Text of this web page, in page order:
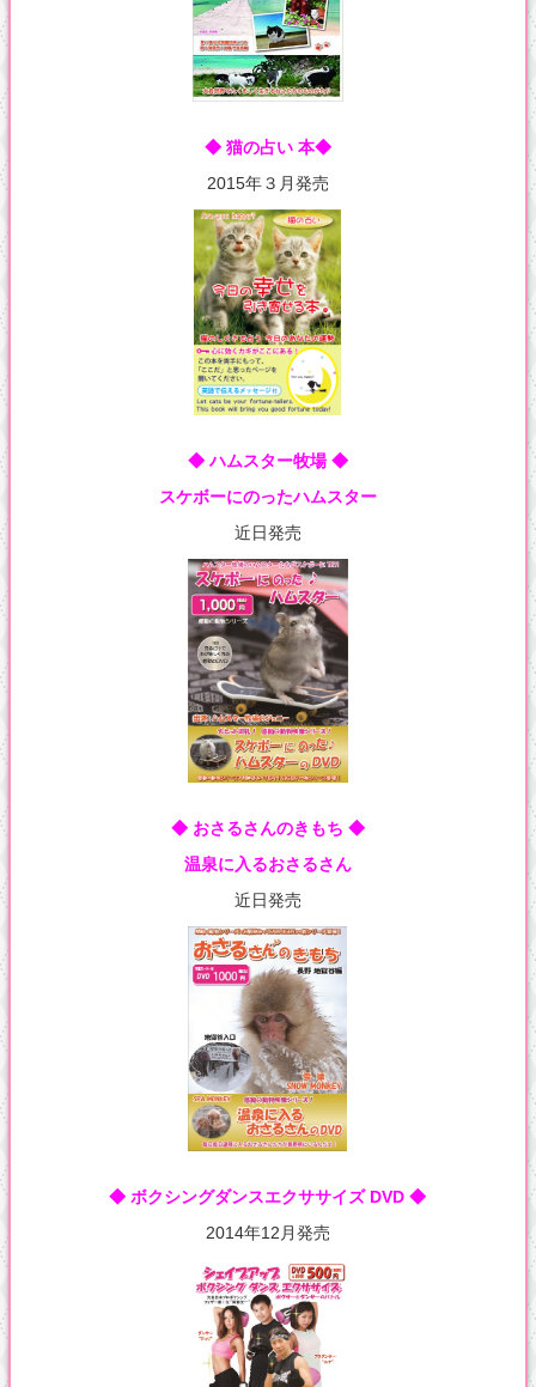
◆ 猫の占い 本◆
2015年３月発売
◆ ハムスター牧場 ◆
スケボーにのったハムスター
近日発売
◆ おさるさんのきもち ◆
温泉に入るおさるさん
近日発売
◆ ボクシングダンスエクササイズ DVD ◆
2014年12月発売